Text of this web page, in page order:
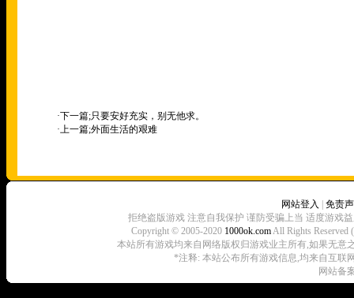
·下一篇;只要安好充实，别无他求。
·上一篇;外面生活的艰难
网站登入
免责
拒绝盗版游戏 注意自我保护 谨防受骗上当 适度游戏
Copyright © 2005-2020 1000ok.comAll Rights
本站所有游戏均来自网络版权归游戏业主所有,如果无意
*注释: 本站公布所有游戏信息,均来自互联
网站备